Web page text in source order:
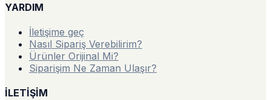
YARDIM
İletişime geç
Nasıl Sipariş Verebilirim?
Ürünler Orijinal Mi?
Siparişim Ne Zaman Ulaşır?
İLETİŞİM